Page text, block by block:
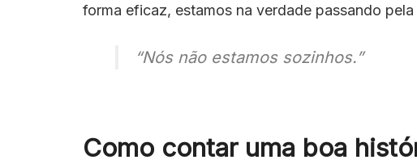
forma eficaz, estamos na verdade passando
“Nós não estamos sozinhos.”
Como contar uma boa